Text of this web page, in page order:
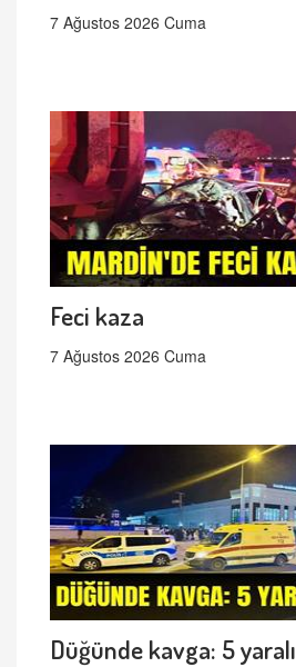
7 Ağustos 2026 Cuma
Feci kaza
7 Ağustos 2026 Cuma
Düğünde kavga: 5 yaralı